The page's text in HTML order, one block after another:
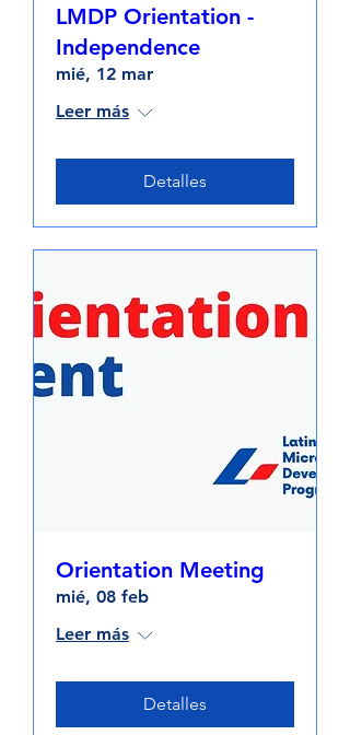
LMDP Orientation -
Independence
mié, 12 mar
Leer más
Detalles
Orientation Meeting
mié, 08 feb
Leer más
Detalles